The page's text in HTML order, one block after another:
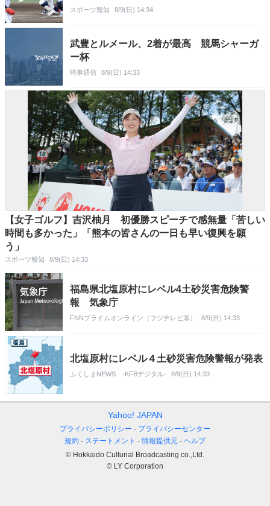
スポーツ報知 8/9(日) 14:34
武豊とルメール、2着が最高 競馬シャーガ
ー杯
時事通信 8/9(日) 14:33
【女子ゴルフ】吉沢柚月 初優勝スピーチで感無量「苦しい
時間も多かった」「熊本の皆さんの一日も早い復興を願
う」
スポーツ報知 8/9(日) 14:33
福島県北塩原村にレベル4土砂災害危険警
報 気象庁
FNNプライムオンライン（フジテレビ系） 8/9(日) 14:33
北塩原村にレベル４土砂災害危険警報が発表
ふくしまNEWS -KFBデジタル- 8/9(日) 14:33
Yahoo! JAPAN
プライバシーポリシー
プライバシーセンター
規約
ステートメント 情報提供元
ヘルプ
© Hokkaido Cultunal Broadcasting co.,Ltd.
© LY Corporation